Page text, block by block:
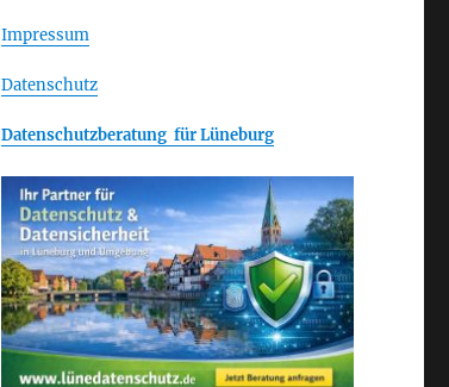
Impressum
Datenschutz
Datenschutzberatung für Lüneburg